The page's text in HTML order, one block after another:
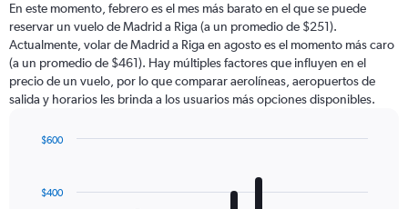
categories.
The
chart
has
1
Y
displaying
En este momento, febrero es el mes más barato en el que se puede
reservar un vuelo de Madrid a Riga (a un promedio de $251).
Actualmente, volar de Madrid a Riga en agosto es el momento más caro
(a un promedio de $461). Hay múltiples factores que influyen en el
precio de un vuelo, por lo que comparar aerolíneas, aeropuertos de
salida y horarios les brinda a los usuarios más opciones disponibles.
with
12
$400
$600